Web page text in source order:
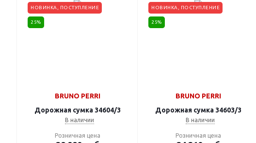
НОВИНКА, ПОСТУПЛЕНИЕ
25%
BRUNO PERRI
Дорожная сумка 34604/3
В наличии
Розничная цена
НОВИНКА, ПОСТУПЛЕНИЕ
25%
BRUNO PERRI
Дорожная сумка 34603/3
В наличии
Розничная цена